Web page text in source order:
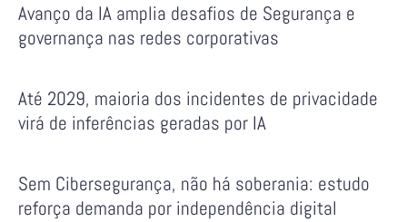
Avanço da IA amplia desafios de Segurança e
governança nas redes corporativas
Até 2029, maioria dos incidentes de privacidade
virá de inferências geradas por IA
Sem Cibersegurança, não há soberania: estudo
reforça demanda por independência digital